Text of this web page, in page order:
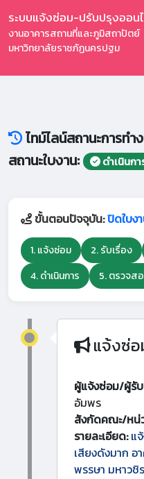
ระบบแจ้งซ่อม-ปรับปรุงออน
งานอาคารสถานที่และภูมิสถาปัตย์
มหาวิทยาลัยราชภัฏนครปฐม
ไทม์ไลน์สถานะการทำ
สถานะใบงาน:
ดำเนินก
ขั้นตอนปัจจุบัน:ปิดใบง
1. แจ้งซ่อม 2. รับเรื่อง
4. ดำเนินการ
5. ตรวจส
แจ้งซ่
ผู้แจ้งซ่อม/ผู้รั
อัมพร
สังกัดคณะ/หน่
รายละเอียด: แ
เสียงดังมาก อ
พรรษา มหาว